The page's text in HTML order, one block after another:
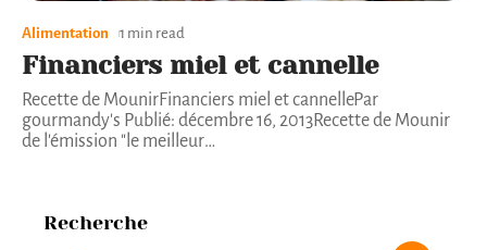
Alimentation 1 min read
Financiers miel et cannelle
Recette de MounirFinanciers miel et cannellePar
gourmandy's Publié: décembre 16, 2013Recette de Mounir
de l'émission "le meilleur…
Recherche